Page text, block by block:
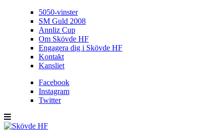
5050-vinster
SM Guld 2008
Annliz Cup
Om Skövde HF
Engagera dig i Skövde HF
Kontakt
Kansliet
Facebook
Instagram
Twitter